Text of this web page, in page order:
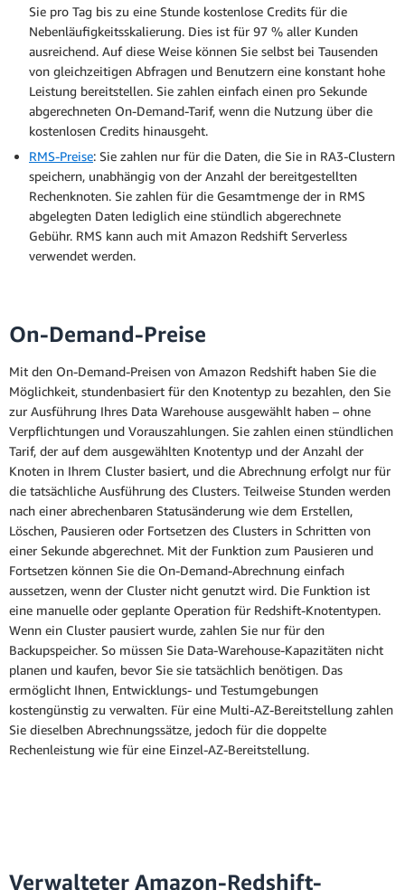
Sie pro Tag bis zu eine Stunde kostenlose Credits für die
Nebenläufigkeitsskalierung. Dies ist für 97 % aller Kunden
ausreichend. Auf diese Weise können Sie selbst bei Tausenden
von gleichzeitigen Abfragen und Benutzern eine konstant hohe
Leistung bereitstellen. Sie zahlen einfach einen pro Sekunde
abgerechneten On-Demand-Tarif, wenn die Nutzung über die
kostenlosen Credits hinausgeht.
RMS-Preise: Sie zahlen nur für die Daten, die Sie in RA3-Clustern
speichern, unabhängig von der Anzahl der bereitgestellten
Rechenknoten. Sie zahlen für die Gesamtmenge der in RMS
abgelegten Daten lediglich eine stündlich abgerechnete
Gebühr. RMS kann auch mit Amazon Redshift Serverless
verwendet werden.
On-Demand-Preise
Mit den On-Demand-Preisen von Amazon Redshift haben Sie die
Möglichkeit, stundenbasiert für den Knotentyp zu bezahlen, den Sie
zur Ausführung Ihres Data Warehouse ausgewählt haben – ohne
Verpflichtungen und Vorauszahlungen. Sie zahlen einen stündlichen
Tarif, der auf dem ausgewählten Knotentyp und der Anzahl der
Knoten in Ihrem Cluster basiert, und die Abrechnung erfolgt nur für
die tatsächliche Ausführung des Clusters. Teilweise Stunden werden
nach einer abrechenbaren Statusänderung wie dem Erstellen,
Löschen, Pausieren oder Fortsetzen des Clusters in Schritten von
einer Sekunde abgerechnet. Mit der Funktion zum Pausieren und
Fortsetzen können Sie die On-Demand-Abrechnung einfach
aussetzen, wenn der Cluster nicht genutzt wird. Die Funktion ist
eine manuelle oder geplante Operation für Redshift-Knotentypen.
Wenn ein Cluster pausiert wurde, zahlen Sie nur für den
Backupspeicher. So müssen Sie Data-Warehouse-Kapazitäten nicht
planen und kaufen, bevor Sie sie tatsächlich benötigen. Das
ermöglicht Ihnen, Entwicklungs- und Testumgebungen
kostengünstig zu verwalten. Für eine Multi-AZ-Bereitstellung zahlen
Sie dieselben Abrechnungssätze, jedoch für die doppelte
Rechenleistung wie für eine Einzel-AZ-Bereitstellung.
Verwalteter Amazon-Redshift-